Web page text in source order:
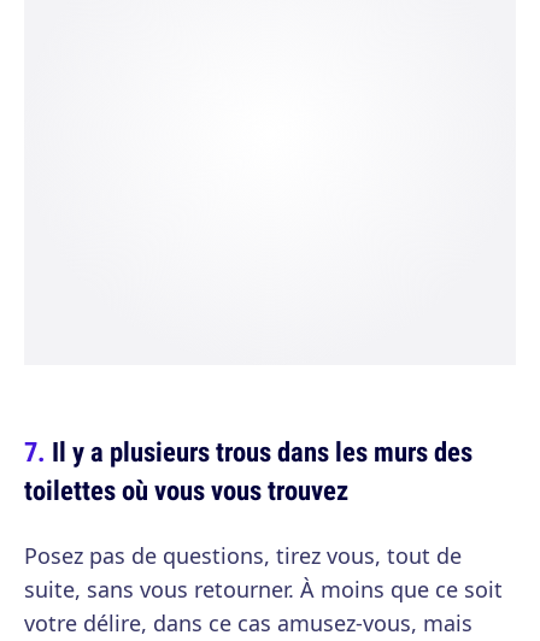
Il y a plusieurs trous dans les murs des
toilettes où vous vous trouvez
Posez pas de questions, tirez vous, tout de
suite, sans vous retourner. À moins que ce soit
votre délire, dans ce cas amusez-vous, mais